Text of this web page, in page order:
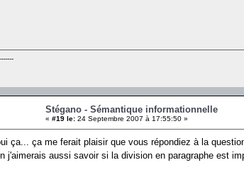
Stégano - Sémantique informationnelle
« #19 le: 24 Septembre 2007 à 17:55:50 »
ça... ça me ferait plaisir que vous répondiez à la
j'aimerais aussi savoir si la division en paragraphe est